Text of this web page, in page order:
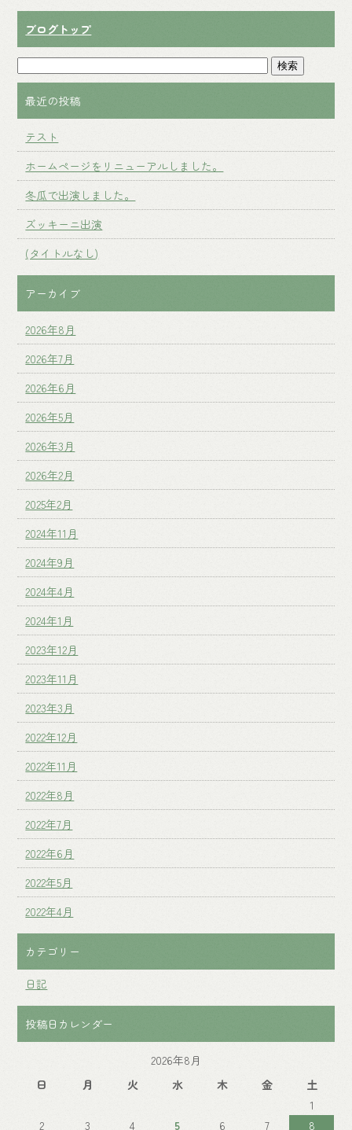
ブログトップ
最近の投稿
テスト
ホームページをリニューアルしました。
冬瓜で出演しました。
ズッキーニ出演
(タイトルなし)
アーカイブ
2026年8月
2026年7月
2026年6月
2026年5月
2026年3月
2026年2月
2025年2月
2024年11月
2024年9月
2024年4月
2024年1月
2023年12月
2023年11月
2023年3月
2022年12月
2022年11月
2022年8月
2022年7月
2022年6月
2022年5月
2022年4月
カテゴリー
日記
投稿日カレンダー
2026年8月
日
月 火 水 木 金
土
1
2
3 4 5 6 7 8